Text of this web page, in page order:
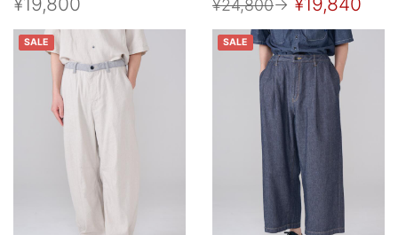
¥24,800→
SALE SALE